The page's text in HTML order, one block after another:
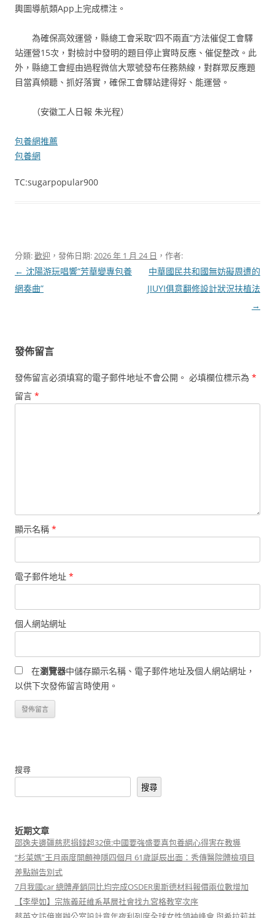
輿圖導航類App上完成標注。
為確保高效運營，縣總工會采取“四不兩直”方法催促工會驛
站運營15次，對檢討中發明的題目停止實時反應、催促整改。此
外，縣總工會經由過程微信大眾號發布任務熱線，對群眾反應題
目當真傾聽、抓好落實，確保工會驛站建得好、能運營。
（安徽工人日報 朱光程）
包養網推薦
包養網
TC:sugarpopular900
分類:歡迎 ，發佈日期:2026 年 1 月 24 日 ，作者:
文
章
← 沈陽游玩唱響“芳華變專包養
網奏曲”
中華國民共和國無妨礙周遭的
JIUYI俱意翻修設計狀況扶植法
→
發佈留言
發佈留言必須填寫的電子郵件地址不會公開。 必填欄位標示為 *
留言 *
顯示名稱 *
電子郵件地址 *
個人網站網址
在瀏覽器中儲存顯示名稱、電子郵件地址及個人網站網址，
以供下次發佈留言時使用。
搜尋
搜尋
近期文章
邵逸夫邊疆慈悲捐錢超32億:中國要強盛要喜包養網心得害在教導
“杉菜媽”王月兩度開顱神隱四個月 61歲誕辰出面：秀傳醫院體檢項目
差點辦告別式
7月我國car 總體產銷同比均完成OSDER奧斯德材料報價兩位數增加
【李學如】宗族義莊維系基層社會找九宮格教室次序